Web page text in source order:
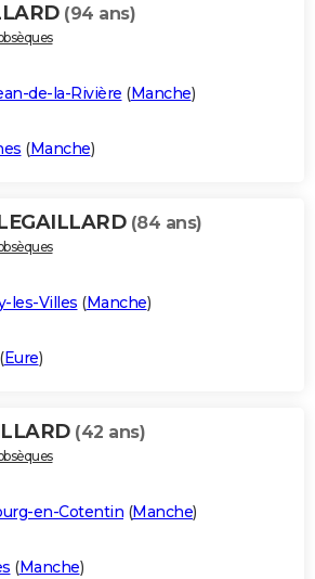
(94 ans)
de-la-Rivière (Manche)
(Manche)
(84 ans)
les-Villes (Manche)
(Eure)
(42 ans)
en-Cotentin (Manche)
(Manche)